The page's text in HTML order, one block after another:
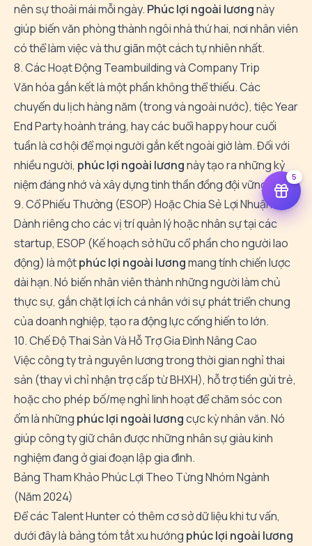
nên sự thoải mái mỗi ngày. Phúc lợi ngoài lươngnày
giúp biến văn phòng thành ngôi nhà thứ hai, nơi nhân viên
có thể làm việc và thư giãn một cách tự nhiên nhất.
8. Các Hoạt Động Teambuilding và Company Trip
Văn hóa gắn kết là một phần không thể thiếu. Các
chuyến du lịch hàng năm (trong và ngoài nước), tiệc Year
End Party hoành tráng, hay các buổi happy hour cuối
tuần là cơ hội để mọi người gắn kết ngoài giờ làm. Đối với
nhiều người, phúc lợi ngoài lươngnày tạo ra những kỷ
niệm đáng nhớ và xây dựng tinh thần đồng đội vững chắc.
9. Cổ Phiếu Thưởng (ESOP) Hoặc Chia Sẻ Lợi Nhuận
Dành riêng cho các vị trí quản lý hoặc nhân sự tại các
startup, ESOP (Kế hoạch sở hữu cổ phần cho người lao
động) là mộtphúc lợi ngoài lươngmang tính chiến lược
dài hạn. Nó biến nhân viên thành những người làm chủ
thực sự, gắn chặt lợi ích cá nhân với sự phát triển chung
của doanh nghiệp, tạo ra động lực cống hiến to lớn.
10. Chế Độ Thai Sản Và Hỗ Trợ Gia Đình Nâng Cao
Việc công ty trả nguyên lương trong thời gian nghỉ thai
sản (thay vì chỉ nhận trợ cấp từ BHXH), hỗ trợ tiền gửi trẻ,
hoặc cho phép bố/mẹ nghỉ linh hoạt để chăm sóc con
ốm là những phúc lợi ngoài lươngcực kỳ nhân văn. Nó
giúp công ty giữ chân được những nhân sự giàu kinh
nghiệm đang ở giai đoạn lập gia đình.
Bảng Tham Khảo Phúc Lợi Theo Từng Nhóm Ngành
(Năm 2024)
Để cácTalent Huntercó thêm cơ sở dữ liệu khi tư vấn,
dưới đây là bảng tóm tắt xu hướng phúc lợi ngoài lương
5